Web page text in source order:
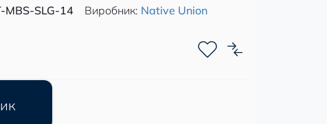
MBS-SLG-14 Виробник: Native Union